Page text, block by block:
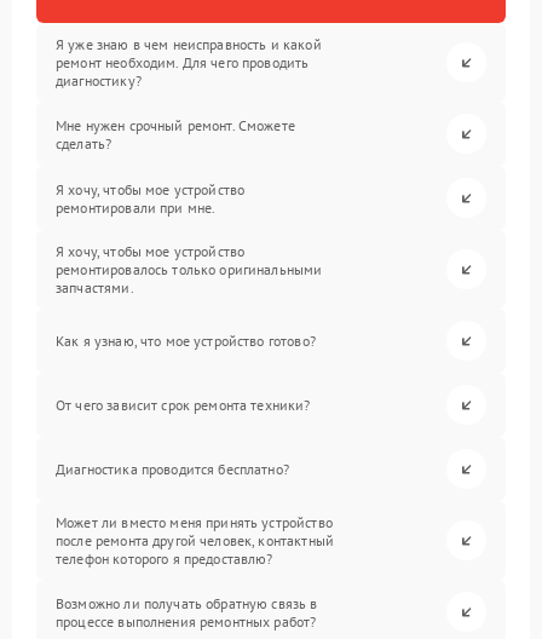
Я уже знаю в чем неисправность и какой
ремонт необходим. Для чего проводить
диагностику?
Мне нужен срочный ремонт. Сможете
сделать?
Я хочу, чтобы мое устройство
ремонтировали при мне.
Я хочу, чтобы мое устройство
ремонтировалось только оригинальными
запчастями.
Как я узнаю, что мое устройство готово?
От чего зависит срок ремонта техники?
Диагностика проводится бесплатно?
Может ли вместо меня принять устройство
после ремонта другой человек, контактный
телефон которого я предоставлю?
Возможно ли получать обратную связь в
процессе выполнения ремонтных работ?